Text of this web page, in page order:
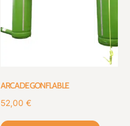
ARCADE GONFLABLE
52,00 €